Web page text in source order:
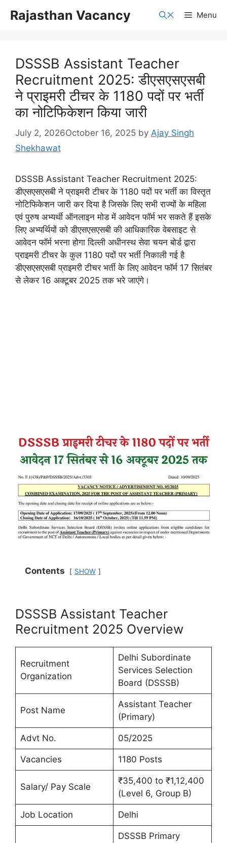
Rajasthan Vacancy Menu
DSSSB Assistant Teacher
Recruitment 2025: डीएसएसएसबी
ने प्राइमरी टीचर के 1180 पदों पर भर्ती
का नोटिफिकेशन किया जारी
July 2, 2026October 16, 2025 by Ajay Singh
Shekhawat
DSSSB Assistant Teacher Recruitment 2025:
डीएसएसएसबी ने प्राइमरी टीचर के 1180 पदों पर भर्ती का विस्तृत
नोटिफिकेशन जारी कर दिया है जिसके लिए सभी राज्यों के महिला
एवं पुरुष अभ्यर्थी ऑनलाइन मोड में आवेदन फॉर्म भर सकते हैं इसके
लिए अभ्यर्थियों को डीएसएसएसबी की आधिकारिक वेबसाइट से
आवेदन फॉर्म भरना होगा दिल्ली अधीनस्थ सेवा चयन बोर्ड द्वारा
प्राइमरी टीचर के कुल 1180 पदों पर भर्ती निकाली गई है
डीएसएसएसबी प्राइमरी टीचर भर्ती के लिए आवेदन फॉर्म 17 सितंबर
से लेकर 16 अक्टूबर 2025 तक भरे जाएंगे।
Contents SHOW
DSSSB Assistant Teacher
Recruitment 2025 Overview
Recruitment
Organization
Delhi Subordinate
Services Selection
Board (DSSSB)
Post Name
Assistant Teacher
(Primary)
Advt No. 05/2025
Vacancies 1180 Posts
Salary/ Pay Scale
₹35,400 to ₹1,12,400
(Level 6, Group B)
Job Location Delhi
DSSSB Primary